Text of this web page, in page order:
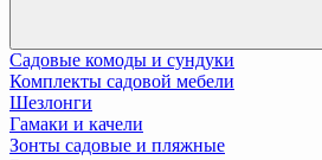
Садовые комоды и сундуки
Комплекты садовой мебели
Шезлонги
Гамаки и качели
Зонты садовые и пляжные